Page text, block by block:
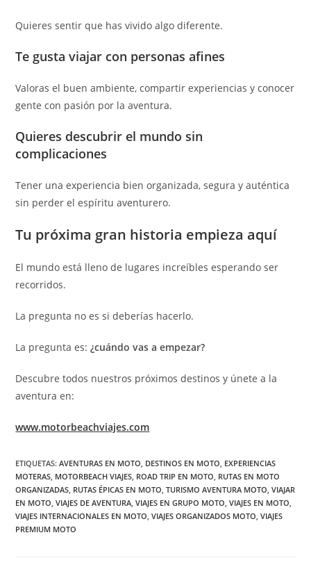
Quieres sentir que has vivido algo diferente.
Te gusta viajar con personas afines
Valoras el buen ambiente, compartir experiencias y conocer
gente con pasión por la aventura.
Quieres descubrir el mundo sin
complicaciones
Tener una experiencia bien organizada, segura y auténtica
sin perder el espíritu aventurero.
Tu próxima gran historia empieza aquí
El mundo está lleno de lugares increíbles esperando ser
recorridos.
La pregunta no es si deberías hacerlo.
La pregunta es:¿cuándo vas a empezar?
Descubre todos nuestros próximos destinos y únete a la
aventura en:
www.motorbeachviajes.com
ETIQUETAS:AVENTURAS EN MOTO, DESTINOS EN MOTO, EXPERIENCIAS
MOTERAS, MOTORBEACH VIAJES, ROAD TRIP EN MOTO, RUTAS EN MOTO
ORGANIZADAS, RUTAS ÉPICAS EN MOTO, TURISMO AVENTURA MOTO, VIAJAR
EN MOTO, VIAJES DE AVENTURA, VIAJES EN GRUPO MOTO, VIAJES EN MOTO,
VIAJES INTERNACIONALES EN MOTO, VIAJES ORGANIZADOS MOTO, VIAJES
PREMIUM MOTO